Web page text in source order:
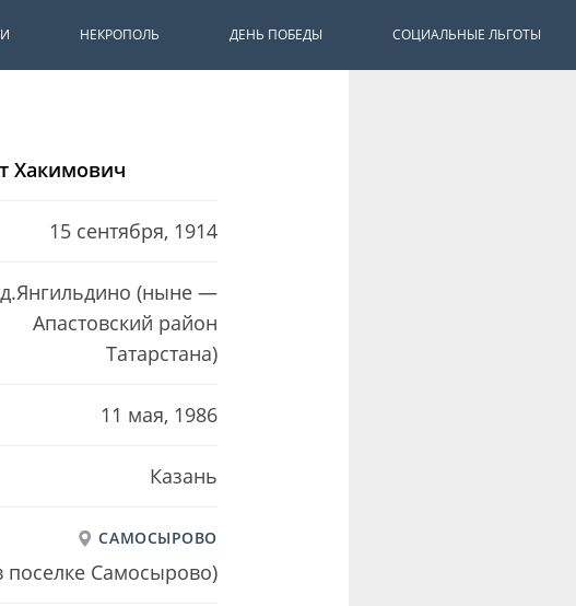
НЕКРОПОЛЬ ДЕНЬ ПОБЕДЫ СОЦИАЛЬНЫЕ ЛЬГОТЫ
Хакимович
15 сентября, 1914
д.Янгильдино (ныне —
Апастовский район
Татарстана)
11 мая, 1986
Казань
САМОСЫРОВО
поселке Самосырово)